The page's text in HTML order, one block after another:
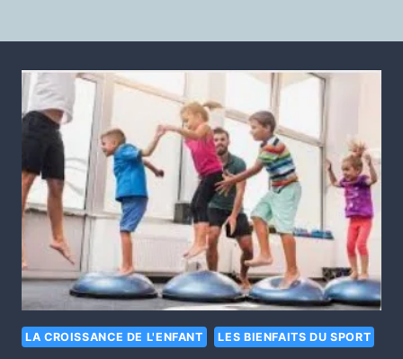
LA CROISSANCE DE L'ENFANT LES BIENFAITS DU SPORT